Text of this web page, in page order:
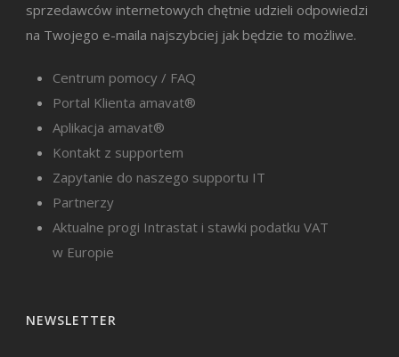
sprzedawców internetowych chętnie udzieli odpowiedzi
na Twojego e-maila najszybciej jak będzie to możliwe.
Centrum pomocy / FAQ
Portal Klienta amavat®
Aplikacja amavat®
Kontakt z supportem
Zapytanie do naszego supportu IT
Partnerzy
Aktualne progi Intrastat i stawki podatku VAT
w Europie
NEWSLETTER